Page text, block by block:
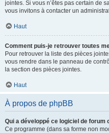
jointes. Si vous n’êtes pas certain de
vous invitons à contacter un
Haut
Comment puis-je retrouver toutes
Pour retrouver la liste des pièces
vous rendre dans le panneau de
la section des pièces jointes.
Haut
À propos de phpBB
Qui a développé ce logiciel de forum
Ce programme (dans sa forme non